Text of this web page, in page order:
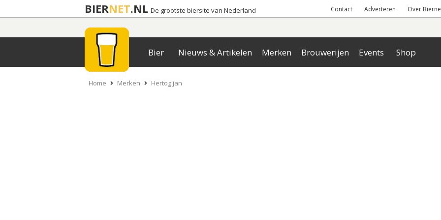
BIERNET.NL De grootste biersite van Nederland Contact Adverteren Over
Bier Nieuws & Artikelen Merken Brouwerijen Events Shop
Home Merken Hertog jan